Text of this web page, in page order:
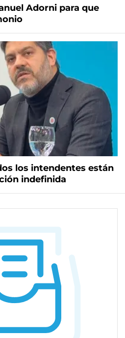
Adorni para que
los intendentes están
indefinida